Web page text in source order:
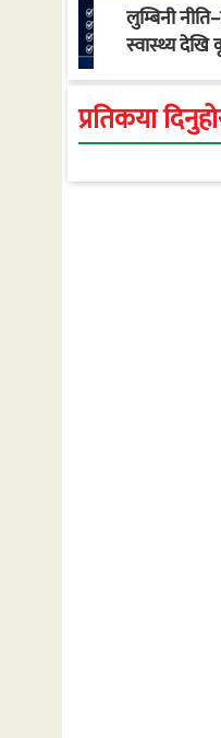
लुम्बिनी
स्वास्थ्य देखि
सुशासनसम्म
प्रतिकया